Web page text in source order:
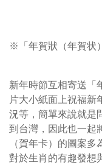
※「年賀狀（年賀状
新年時節互相寄送「
片大小紙面上祝福新
況等，簡單來說就是
到台灣，因此也一起
（賀年卡）的圖案
對於生肖的有趣發想